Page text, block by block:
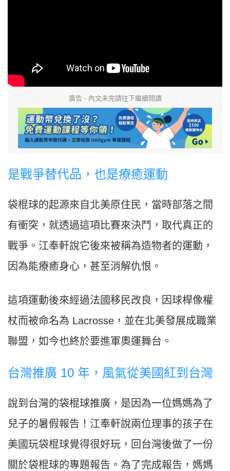
廣告 - 內文未完請往下繼續閱讀
是戰爭替代品，也是療癒運動
袋棍球的起源來自北美原住民，當時部落之間
有衝突，就透過這項比賽來決鬥，取代真正的
戰爭。江奉軒說它後來被稱為造物者的運動，
因為能療癒身心，甚至消解仇恨。
這項運動後來經過法國移民改良，因球桿像權
杖而被命名為 Lacrosse，並在北美發展成職業
聯盟，如今也終於要進軍奧運舞台。
台灣推廣 10 年，風氣從美國紅到台灣
說到台灣的袋棍球推廣，是因為一位媽媽為了
兒子的暑假報告！江奉軒說兩位理事的孩子在
美國玩袋棍球覺得很好玩，回台灣後做了一份
關於袋棍球的專題報告。為了完成報告，媽媽